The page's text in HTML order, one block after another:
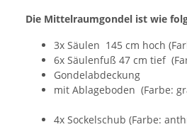
Die Mittelraumgondel ist wie
3x Säulen 145 cm hoch
6x Säulenfuß 47 cm tief
Gondelabdeckung
mit Ablageboden (Farbe:
4x Sockelschub (Farbe: